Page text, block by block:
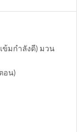
ข้มกำลังดี) มวน
อน)